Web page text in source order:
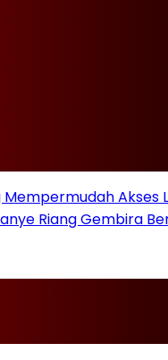
Akses
Riang Gembira